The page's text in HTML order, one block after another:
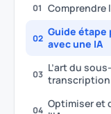
01 Comprendre
02 Guide étape
avec une IA
03 L’art du
transcription
04 Optimiser et